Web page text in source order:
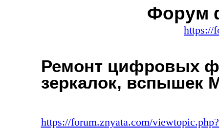
Форум
https://
Ремонт цифровых
зеркалок, вспышек
https://forum.znyata.com/